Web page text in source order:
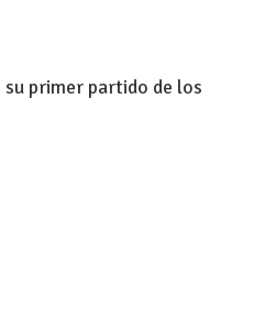
primer partido de los